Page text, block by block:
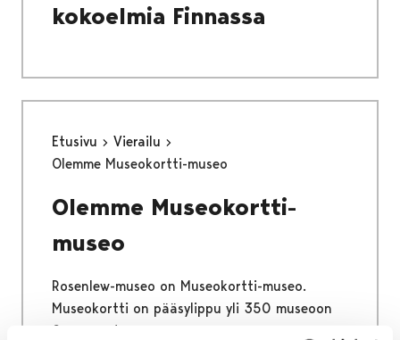
kokoelmia Finnassa
Etusivu
Vierailu
Olemme Museokortti-museo
Olemme Museokortti-
museo
Rosenlew-museo on Museokortti-museo.
Museokortti on pääsylippu yli 350 museoon
Suomessa!